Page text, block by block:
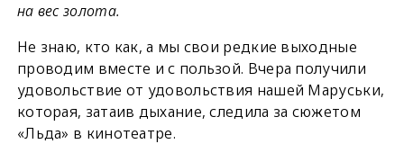
на вес золота.
Не знаю, кто как, а мы свои редкие выходные
проводим вместе и с пользой. Вчера получили
удовольствие от удовольствия нашей Маруськи,
которая, затаив дыхание, следила за сюжетом
«Льда» в кинотеатре.